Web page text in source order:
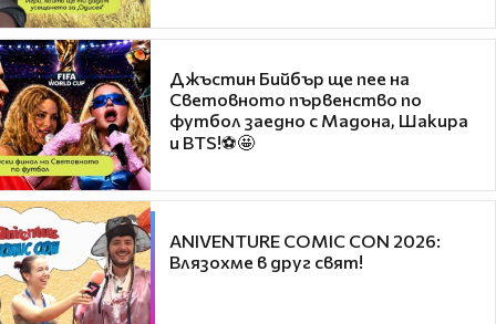
Джъстин Бийбър ще пее на
Световното първенство по
футбол заедно с Мадона, Шакира
и BTS!⚽🤩
ANIVENTURE COMIC CON 2026:
Влязохме в друг свят!